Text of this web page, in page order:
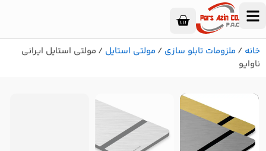
خانه / ملزومات تابلو سازی / مولتی استایل / مولتی استایل ایرانی
ناوایو
/۵